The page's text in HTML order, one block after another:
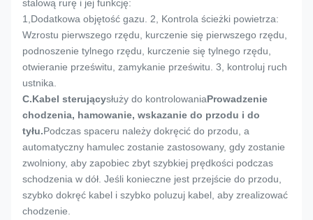
stalową rurę i jej funkcję:
1, Dodatkowa objętość gazu. 2, Kontrola ścieżki powietrza:
Wzrostu pierwszego rzędu, kurczenie się pierwszego rzędu,
podnoszenie tylnego rzędu, kurczenie się tylnego rzędu,
otwieranie prześwitu, zamykanie prześwitu. 3, kontroluj ruch
ustnika.
C.Kabel sterującysłuży do kontrolowaniaProwadzenie
chodzenia, hamowanie, wskazanie do przodu i do
tyłu.Podczas spaceru należy dokręcić do przodu, a
automatyczny hamulec zostanie zastosowany, gdy zostanie
zwolniony, aby zapobiec zbyt szybkiej prędkości podczas
schodzenia w dół. Jeśli konieczne jest przejście do przodu,
szybko dokręć kabel i szybko poluzuj kabel, aby zrealizować
chodzenie.